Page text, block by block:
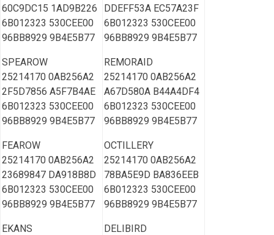
60C9DC15 1AD9B226
6B012323 530CEE00
96BB8929 9B4E5B77
SPEAROW
25214170 0AB256A2
2F5D7856 A5F7B4AE
6B012323 530CEE00
96BB8929 9B4E5B77
FEAROW
25214170 0AB256A2
23689847 DA918B8D
6B012323 530CEE00
96BB8929 9B4E5B77
EKANS
DDEFF53A EC57A23F
6B012323 530CEE00
96BB8929 9B4E5B77
REMORAID
25214170 0AB256A2
A67D580A B44A4DF4
6B012323 530CEE00
96BB8929 9B4E5B77
OCTILLERY
25214170 0AB256A2
78BA5E9D BA836EEB
6B012323 530CEE00
96BB8929 9B4E5B77
DELIBIRD